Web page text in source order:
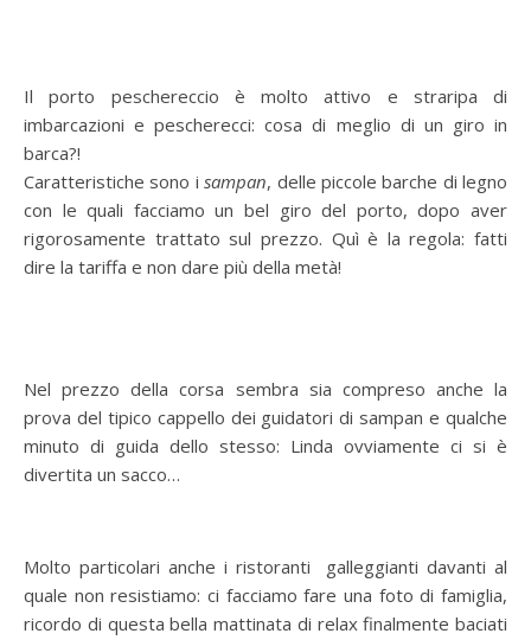
Il porto peschereccio è molto attivo e straripa di
imbarcazioni e pescherecci: cosa di meglio di un giro in
barca?!
Caratteristiche sono isampan, delle piccole barche di legno
con le quali facciamo un bel giro del porto, dopo aver
rigorosamente trattato sul prezzo. Quì è la regola: fatti
dire la tariffa e non dare più della metà!
Nel prezzo della corsa sembra sia compreso anche la
prova del tipico cappello dei guidatori di sampan e qualche
minuto di guida dello stesso: Linda ovviamente ci si è
divertita un sacco…
Molto particolari anche i ristoranti galleggianti davanti al
quale non resistiamo: ci facciamo fare una foto di famiglia,
ricordo di questa bella mattinata di relax finalmente baciati